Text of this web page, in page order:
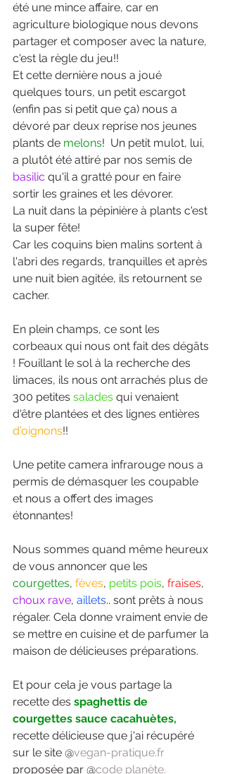
été une mince affaire, car en
agriculture biologique nous devons
partager et composer avec la nature,
c'est la règle du jeu!!
Et cette dernière nous a joué
quelques tours, un petit escargot
(enfin pas si petit que ça) nous a
dévoré par deux reprise nos jeunes
plants de melons!  Un petit mulot, lui,
a plutôt été attiré par nos semis de
basilic qu'il a gratté pour en faire
sortir les graines et les dévorer.
La nuit dans la pépinière à plants c'est
la super fête!
Car les coquins bien malins sortent à
l'abri des regards, tranquilles et après
une nuit bien agitée, ils retournent se
cacher.
En plein champs, ce sont les
corbeaux qui nous ont fait des dégâts
! Fouillant le sol à la recherche des
limaces, ils nous ont arrachés plus de
300 petites salades qui venaient
d'être plantées et des lignes entières
d'oignons!!
Une petite camera infrarouge nous a
permis de démasquer les coupable
et nous a offert des images
étonnantes!
Nous sommes quand même heureux
de vous annoncer que les
courgettes, fèves, petits pois, fraises,
choux rave, aillets.. sont prêts à nous
régaler. Cela donne vraiment envie de
se mettre en cuisine et de parfumer la
maison de délicieuses préparations.
Et pour cela je vous partage la
recette des spaghettis de
courgettes sauce cacahuètes,
recette délicieuse que j'ai récupéré
sur le site @vegan-pratique.fr
proposée par @code planète.